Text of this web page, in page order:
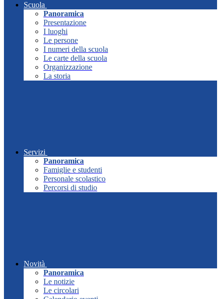
Scuola
Panoramica
Presentazione
I luoghi
Le persone
I numeri della scuola
Le carte della scuola
Organizzazione
La storia
Servizi
Panoramica
Famiglie e studenti
Personale scolastico
Percorsi di studio
Novità
Panoramica
Le notizie
Le circolari